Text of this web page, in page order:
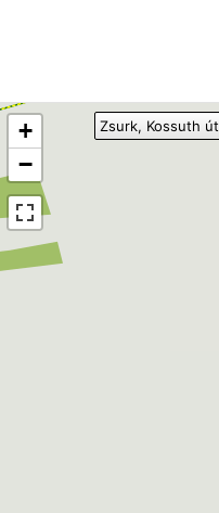
+
−
Zsurk, Kossuth út